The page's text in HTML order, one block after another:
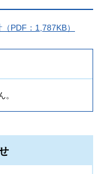
PDF：1,787KB）